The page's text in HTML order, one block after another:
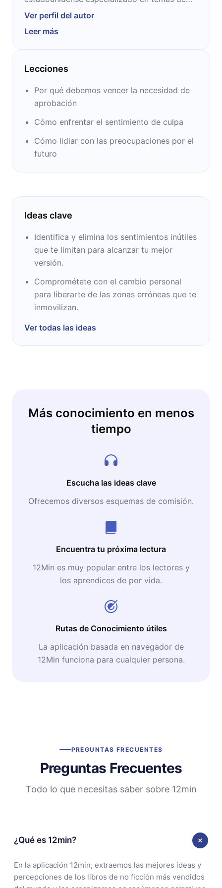
motivación y desarrollo personal. A lo largo
los cuales 21 fueron bestsellers del New York
Times. Falleció en el año 2015
Ver perfil del autor
Leer más
Lecciones
Por qué debemos vencer la necesidad de
aprobación
Cómo enfrentar el sentimiento de culpa
Cómo lidiar con las preocupaciones por el
futuro
Ideas clave
Identifica y elimina los sentimientos inútiles
que te limitan para alcanzar tu mejor
versión.
Comprométete con el cambio personal
para liberarte de las zonas erróneas que te
inmovilizan.
Ver todas las ideas
Más conocimiento en menos
tiempo
Escucha las ideas clave
Ofrecemos diversos esquemas de comisión.
Encuentra tu próxima lectura
12Min es muy popular entre los lectores y
los aprendices de por vida.
Rutas de Conocimiento útiles
La aplicación basada en navegador de
12Min funciona para cualquier persona.
PREGUNTAS FRECUENTES
Preguntas Frecuentes
Todo lo que necesitas saber sobre 12min
¿Qué es 12min?
En la aplicación 12min, extraemos las mejores ideas y
percepciones de los libros de no ficción más vendidos